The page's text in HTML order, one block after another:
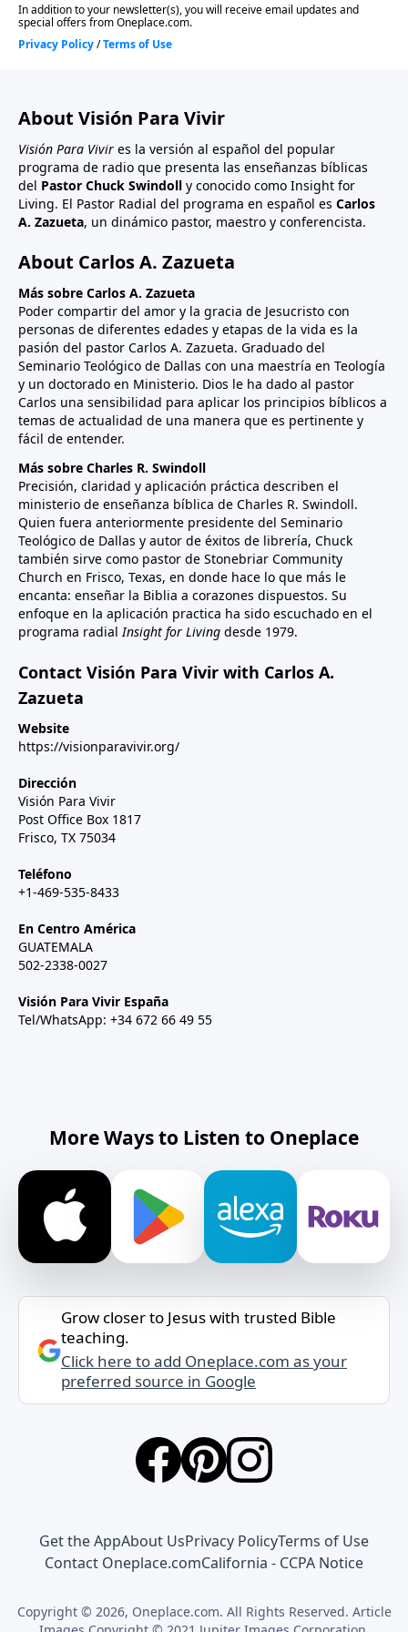
About Visión Para Vivir
Visión Para Vivir es la versión al español del popular
programa de radio que presenta las enseñanzas bíblicas
del Pastor Chuck Swindoll y conocido como Insight for
Living. El Pastor Radial del programa en español es Carlos
A. Zazueta, un dinámico pastor, maestro y conferencista.
About Carlos A. Zazueta
Más sobre Carlos A. Zazueta
Poder compartir del amor y la gracia de Jesucristo con
personas de diferentes edades y etapas de la vida es la
pasión del pastor Carlos A. Zazueta. Graduado del
Seminario Teológico de Dallas con una maestría en Teología
y un doctorado en Ministerio. Dios le ha dado al pastor
Carlos una sensibilidad para aplicar los principios bíblicos a
temas de actualidad de una manera que es pertinente y
fácil de entender.
Más sobre Charles R. Swindoll
Precisión, claridad y aplicación práctica describen el
ministerio de enseñanza bíblica de Charles R. Swindoll.
Quien fuera anteriormente presidente del Seminario
Teológico de Dallas y autor de éxitos de librería, Chuck
también sirve como pastor de Stonebriar Community
Church en Frisco, Texas, en donde hace lo que más le
encanta: enseñar la Biblia a corazones dispuestos. Su
enfoque en la aplicación practica ha sido escuchado en el
programa radialInsight for Living desde 1979.
Contact Visión Para Vivir with Carlos A.
Zazueta
Website
https://visionparavivir.org/
Dirección
Visión Para Vivir
Post Office Box 1817
Frisco, TX 75034
Teléfono
+1-469-535-8433
En Centro América
GUATEMALA
502-2338-0027
Visión Para Vivir España
Tel/WhatsApp: +34 672 66 49 55
More Ways to Listen to Oneplace
Grow closer to Jesus with trusted Bible
teaching.
Click here to add Oneplace.com as your
preferred source in Google
Get the AppAbout UsPrivacy PolicyTerms of Use
Contact Oneplace.comCalifornia - CCPA Notice
Copyright © 2026, Oneplace.com. All Rights Reserved. Article